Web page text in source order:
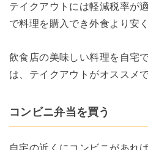
テイクアウトには軽減税率が
で料理を購入でき外食より安
飲食店の美味しい料理を自宅
は、テイクアウトがオススメで
コンビニ弁当を買う
自宅の近くにコンビニがあれ